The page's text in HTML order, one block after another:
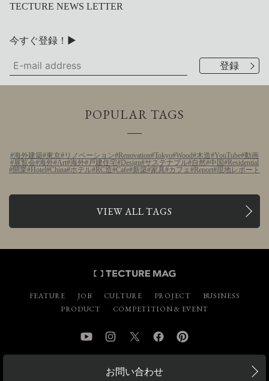
TECTURE NEWS LETTER
今すぐ登録！▶
POPULAR TAGS
海外建築 東京 リノベーション Renovation Tokyo Wood 木造 YouTube 動画
展覧会 海外 Art 海外 戸建住宅 Design サステナブル 自然 中国
Residential
開業
Hotel China ホテル RC造 Cafe 新築 家具 カフェ Report 現地レポート
VIEW ALL TAGS
FEATURE JOB CULTURE PROJECT
BUSINESS
PRODUCT
COMPETITION & EVENT
YouTube InstagramTwitter Facebook
お問い合わせ